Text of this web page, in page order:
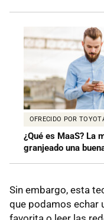
OFRECIDO POR
¿Qué es MaaS? La
granjeado una
Sin embargo, esta
que podamos echar